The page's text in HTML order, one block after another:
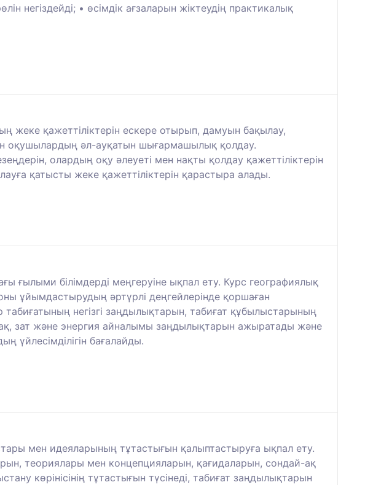
негіздейді; • өсімдік ағзаларын жіктеудің практикалық
жеке қажеттіліктерін ескере отырып, дамуын бақылау,
оқушылардың әл-ауқатын шығармашылық қолдау.
олардың оқу әлеуеті мен нақты қолдау қажеттіліктерін
қатысты жеке қажеттіліктерін қарастыра алады.
ғылыми білімдерді меңгеруіне ықпал ету. Курс географиялық
ұйымдастырудың әртүрлі деңгейлерінде қоршаған
табиғатының негізгі заңдылықтарын, табиғат құбылыстарының
зат және энергия айналымы заңдылықтарын ажыратады және
үйлесімділігін бағалайды.
мен идеяларының тұтастығын қалыптастыруға ықпал ету.
теориялары мен концепцияларын, қағидаларын, сондай-ақ
көрінісінің тұтастығын түсінеді, табиғат заңдылықтарын